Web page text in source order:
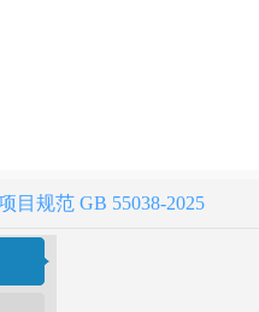
目规范 GB 55038-2025